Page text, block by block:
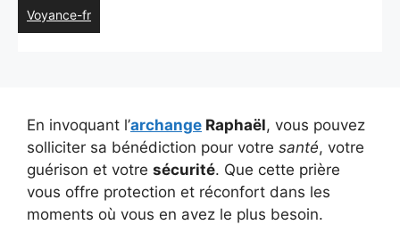
Voyance-fr
En invoquant l’archange Raphaël, vous pouvez
solliciter sa bénédiction pour votre santé, votre
guérison et votre sécurité. Que cette prière
vous offre protection et réconfort dans les
moments où vous en avez le plus besoin.